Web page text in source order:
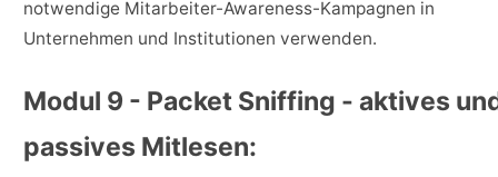
notwendige Mitarbeiter-Awareness-Kampagnen in
Unternehmen und Institutionen verwenden.
Modul 9 - Packet Sniffing - aktives
passives Mitlesen: